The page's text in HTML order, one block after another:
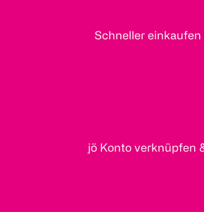
Schneller
jö Konto verknüpfen